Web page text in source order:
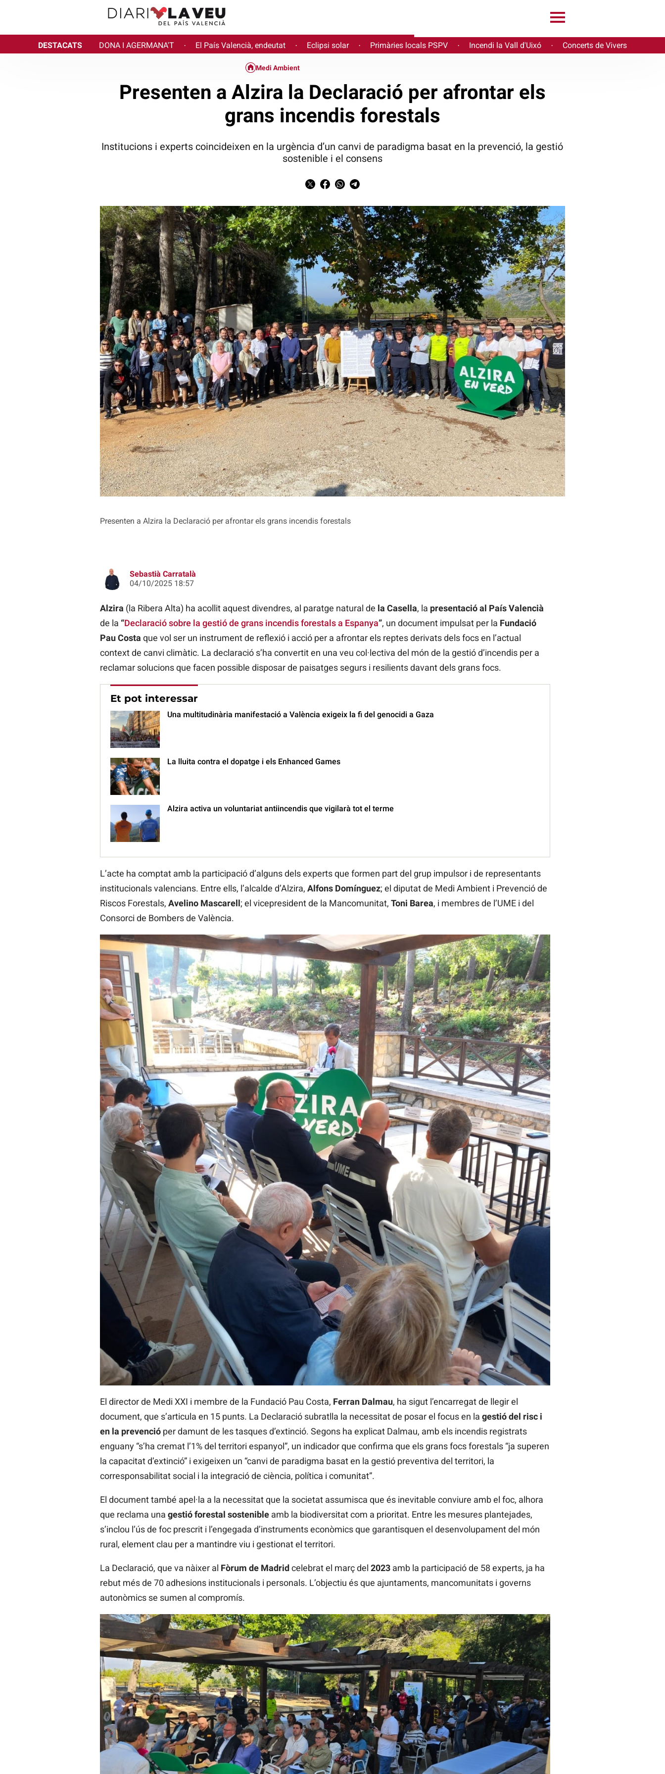
DESTACATS DONA I AGERMANA'T · El País Valencià, endeutat · Eclipsi solar · Primàries locals PSPV · Incendi la Vall d'Uixó · Concerts de Vivers
Presenten a Alzira la Declaració per afrontar els grans incendis forestals
Medi Ambient
Presenten a Alzira la Declaració per afrontar els
grans incendis forestals
Institucions i experts coincideixen en la urgència d’un canvi de paradigma basat en la prevenció, la gestió
sostenible i el consens
Sebastià Carratalà
04/10/2025 18:57
Alzira (la Ribera Alta) ha acollit aquest divendres, al paratge natural de la Casella, la presentació al País Valencià
de la “Declaració sobre la gestió de grans incendis forestals a Espanya”, un document impulsat per la Fundació
Pau Costa que vol ser un instrument de reflexió i acció per a afrontar els reptes derivats dels focs en l’actual
context de canvi climàtic. La declaració s’ha convertit en una veu col·lectiva del món de la gestió d’incendis per a
reclamar solucions que facen possible disposar de paisatges segurs i resilients davant dels grans focs.
Et pot interessar
Una multitudinària manifestació a València exigeix la fi del genocidi a Gaza
La lluita contra el dopatge i els Enhanced Games
Alzira activa un voluntariat antiincendis que vigilarà tot el terme
L’acte ha comptat amb la participació d’alguns dels experts que formen part del grup impulsor i de representants
institucionals valencians. Entre ells, l’alcalde d’Alzira, Alfons Domínguez; el diputat de Medi Ambient i Prevenció de
Riscos Forestals, Avelino Mascarell; el vicepresident de la Mancomunitat, Toni Barea, i membres de l’UME i del
Consorci de Bombers de València.
El director de Medi XXI i membre de la Fundació Pau Costa, Ferran Dalmau, ha sigut l’encarregat de llegir el
document, que s’articula en 15 punts. La Declaració subratlla la necessitat de posar el focus en la gestió del risc i
en la prevencióper damunt de les tasques d’extinció. Segons ha explicat Dalmau, amb els incendis registrats
enguany “s’ha cremat l’1% del territori espanyol”, un indicador que confirma que els grans focs forestals “ja superen
la capacitat d’extinció” i exigeixen un “canvi de paradigma basat en la gestió preventiva del territori, la
corresponsabilitat social i la integració de ciència, política i comunitat”.
El document també apel·la a la necessitat que la societat assumisca que és inevitable conviure amb el foc, alhora
que reclama una gestió forestal sostenibleamb la biodiversitat com a prioritat. Entre les mesures plantejades,
s’inclou l’ús de foc prescrit i l’engegada d’instruments econòmics que garantisquen el desenvolupament del món
rural, element clau per a mantindre viu i gestionat el territori.
La Declaració, que va nàixer al Fòrum de Madridcelebrat el març del 2023 amb la participació de 58 experts, ja ha
rebut més de 70 adhesions institucionals i personals. L’objectiu és que ajuntaments, mancomunitats i governs
autonòmics se sumen al compromís.